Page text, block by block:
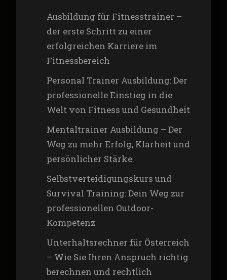
Ausbildung für Fitnesstrainer –
der erste Schritt zu einer
erfolgreichen Karriere im
Fitnessbereich
Personal Trainer Ausbildung: Der
professionelle Einstieg in die
Welt von Fitness und Gesundheit
Mentaltrainer Ausbildung – Der
Weg zu mehr Erfolg, Klarheit und
persönlicher Stärke
Selbstverteidigungskurs und
Survival Training: Dein Weg zur
professionellen Outdoor-
Kompetenz
Unterhaltsrechner für Österreich
– Wie Sie Ihren Anspruch richtig
berechnen und rechtlich